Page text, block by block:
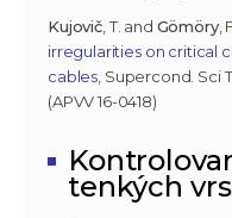
Kujovič, T. and Gömöry,
irregularities on critical
cables , Supercond. Sci
(APVV 16-0418)
tenkých